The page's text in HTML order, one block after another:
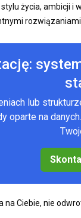
życia, ambicji i
lub
oparte na
na Ciebie, nie